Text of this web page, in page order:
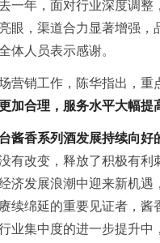
一年，面对行业深度调
眼，渠道合力显著增强
体人员表示感谢。
营销工作，陈华指出，重
加合理，服务水平大幅
酱香系列酒发展持续向好
有改变，释放了积极有
济发展浪潮中迎来新机
续绵延的重要见证者，
业集中度的进一步提升